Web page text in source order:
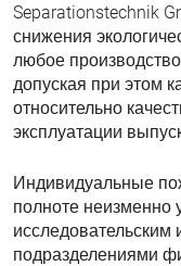
Separationstechnik
снижения
любое
допуская при этом
относительно
эксплуатации
Индивидуальные
полноте неизменно
исследовательским
подразделениями